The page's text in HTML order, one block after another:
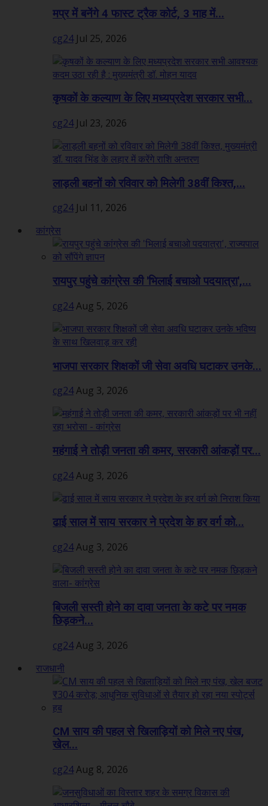
मप्र में बनेंगे 4 फास्ट ट्रैक कोर्ट, 3 माह में...
cg24 Jul 25, 2026
कृषकों के कल्याण के लिए मध्यप्रदेश सरकार सभी...
cg24 Jul 23, 2026
लाड़ली बहनों को रविवार को मिलेगी 38वीं किश्त,...
cg24 Jul 11, 2026
कांग्रेस
रायपुर पहुंचे कांग्रेस की 'भिलाई बचाओ पदयात्रा',...
cg24Aug 5, 2026
भाजपा सरकार शिक्षकों जी सेवा अवधि घटाकर उनके...
cg24Aug 3, 2026
महंगाई ने तोड़ी जनता की कमर, सरकारी आंकड़ों पर...
cg24Aug 3, 2026
ढाई साल में साय सरकार ने प्रदेश के हर वर्ग को...
cg24Aug 3, 2026
बिजली सस्ती होने का दावा जनता के कटे पर नमक
छिड़कने...
cg24Aug 3, 2026
राजधानी
CM साय की पहल से खिलाड़ियों को मिले नए पंख,
खेल...
cg24Aug 8, 2026